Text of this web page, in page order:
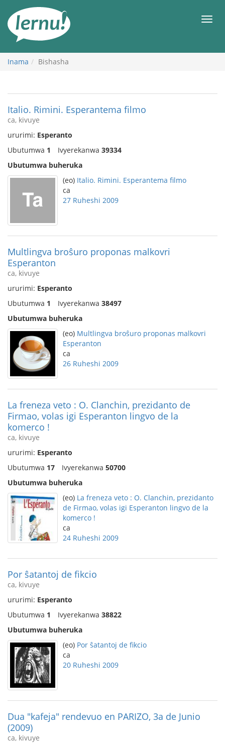
rupapuro
rw'ibirimwo
Inama Bishasha
Italio. Rimini. Esperantema filmo
ca, kivuye
ururimi: Esperanto
Ubutumwa 1 Ivyerekanwa 39334
Ubutumwa buheruka
(eo) Italio. Rimini. Esperantema filmo
ca
27 Ruheshi 2009
Multlingva broŝuro proponas malkovri
Esperanton
ca, kivuye
ururimi: Esperanto
Ubutumwa 1 Ivyerekanwa 38497
Ubutumwa buheruka
(eo) Multlingva broŝuro proponas malkovri
Esperanton
ca
26 Ruheshi 2009
La freneza veto : O. Clanchin, prezidanto de
Firmao, volas igi Esperanton lingvo de la
komerco !
ca, kivuye
ururimi: Esperanto
Ubutumwa 17 Ivyerekanwa 50700
Ubutumwa buheruka
(eo) La freneza veto : O. Clanchin, prezidanto
de Firmao, volas igi Esperanton lingvo de la
komerco !
ca
24 Ruheshi 2009
Por ŝatantoj de fikcio
ca, kivuye
ururimi: Esperanto
Ubutumwa 1 Ivyerekanwa 38822
Ubutumwa buheruka
(eo) Por ŝatantoj de fikcio
ca
20 Ruheshi 2009
Dua "kafeja" rendevuo en PARIZO, 3a de Junio
(2009)
ca, kivuye